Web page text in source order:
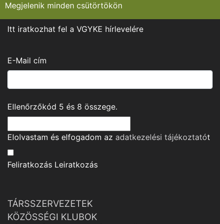
Megjelenik minden csütörtökön
Itt iratkozhat fel a VGYKE hírlevelére
E-Mail cím
Ellenőrzőkód 5 és 8 összege.
Elolvastam és elfogadom az adatkezelési tájékoztatót
Feliratkozás Leiratkozás
TÁRSSZERVEZETEK
KÖZÖSSÉGI KLUBOK